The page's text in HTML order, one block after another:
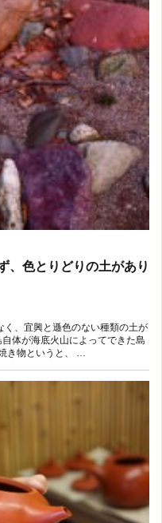
、色とりどりの土があり
、宜興と遜色のない種類の土が
体が海底火山によってできた島
き物というと、 …